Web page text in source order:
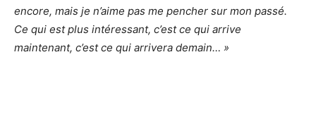
encore, mais je n’aime pas me pencher sur mon passé.
Ce qui est plus intéressant, c’est ce qui arrive
maintenant, c’est ce qui arrivera demain… »